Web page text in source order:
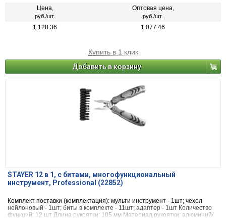
Цена,
руб./шт.
Оптовая цена,
руб./шт.
1 128.36 1 077.46
Купить в 1 клик
Добавить в корзину
STAYER 12 в 1, с битами, многофункциональный
инструмент, Professional (22852)
Комплект поставки (комплектация): мульти инструмент - 1шт; чехол
нейлоновый - 1шт; биты в комплекте - 11шт; адаптер - 1шт Количество
функций: 12 шт Длина рукоятки: 105 мм Материал рукоятки: алюминий/